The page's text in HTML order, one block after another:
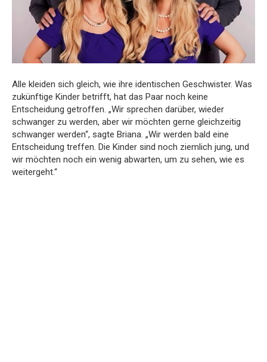
Alle kleiden sich gleich, wie ihre identischen Geschwister. Was
zukünftige Kinder betrifft, hat das Paar noch keine
Entscheidung getroffen. „Wir sprechen darüber, wieder
schwanger zu werden, aber wir möchten gerne gleichzeitig
schwanger werden“, sagte Briana. „Wir werden bald eine
Entscheidung treffen. Die Kinder sind noch ziemlich jung, und
wir möchten noch ein wenig abwarten, um zu sehen, wie es
weitergeht.“